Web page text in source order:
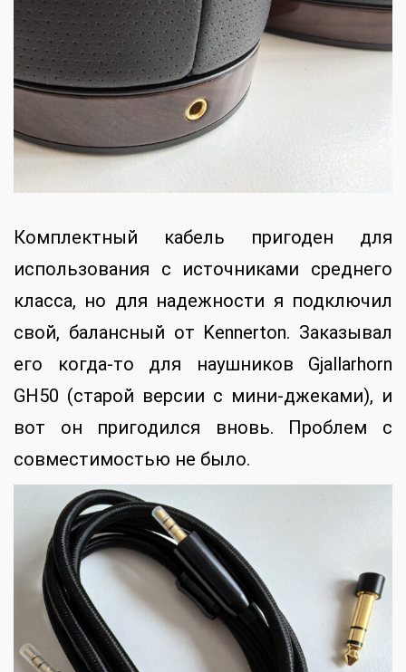
Комплектный кабель пригоден для
использования с источниками среднего
класса, но для надежности я подключил
свой, балансный от Kennerton. Заказывал
его когда-то для наушников Gjallarhorn
GH50 (старой версии с мини-джеками), и
вот он пригодился вновь. Проблем с
совместимостью не было.